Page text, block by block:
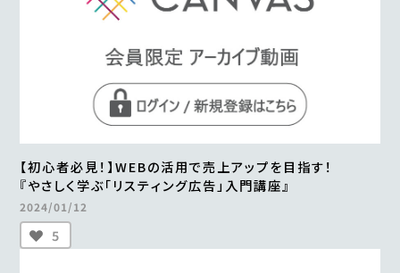
【初心者必見！】WEBの活用で売上アップを目指す！
『やさしく学ぶ「リスティング広告」入門講座』
2024/01/12
5